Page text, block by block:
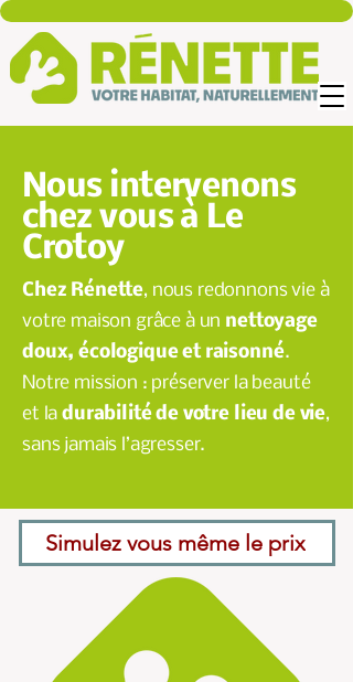
Nous intervenons
chez vous à Le
Crotoy
Chez Rénette, nous redonnons vie à
votre maison grâce à un nettoyage
doux, écologique et raisonné.
Notre mission : préserver la beauté
et ladurabilité de votre lieu de vie,
sans jamais l’agresser.
Simulez vous même le prix